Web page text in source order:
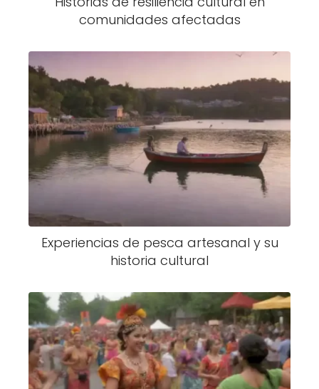
comunidades afectadas
Experiencias de pesca artesanal y su
historia cultural